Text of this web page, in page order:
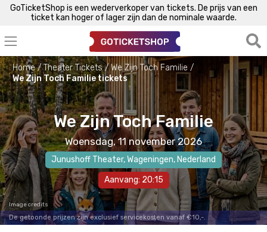
GoTicketShop is een wederverkoper van tickets. De prijs van een
ticket kan hoger of lager zijn dan de nominale waarde.
Home Theater Tickets
We Zijn Toch Familie
We Zijn Toch Familie tickets
We Zijn Toch Familie
Woensdag, 11 november 2026
Junushoff Theater,Wageningen, Nederland
Aanvang: 20:15
Image credits
De getoonde prijzen zijn exclusief servicekosten vanaf €10,-.